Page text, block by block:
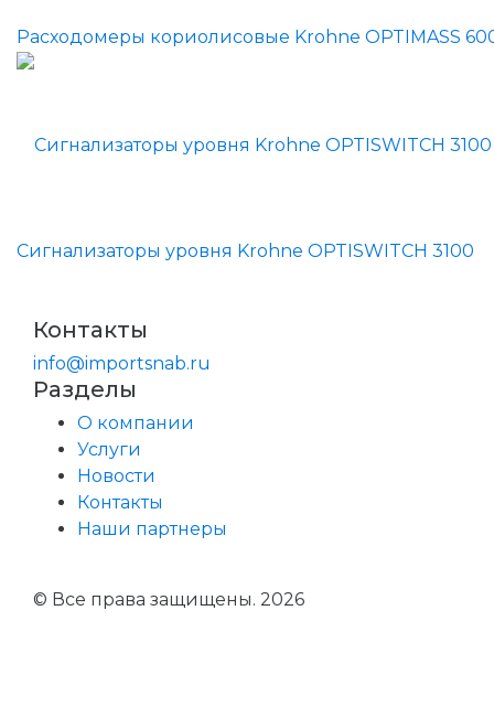
Расходомеры кориолисовые Krohne OPTIMASS
Сигнализаторы уровня Krohne OPTISWITCH 3100
Контакты
info@importsnab.ru
Разделы
О компании
Услуги
Новости
Контакты
Наши партнеры
© Все права защищены. 2026